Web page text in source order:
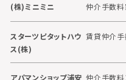
(株)ミニミニ 仲介手数
スターツピタットハウ
ス(株)
賃貸仲介
アパマンショップ浦安 仲介手数